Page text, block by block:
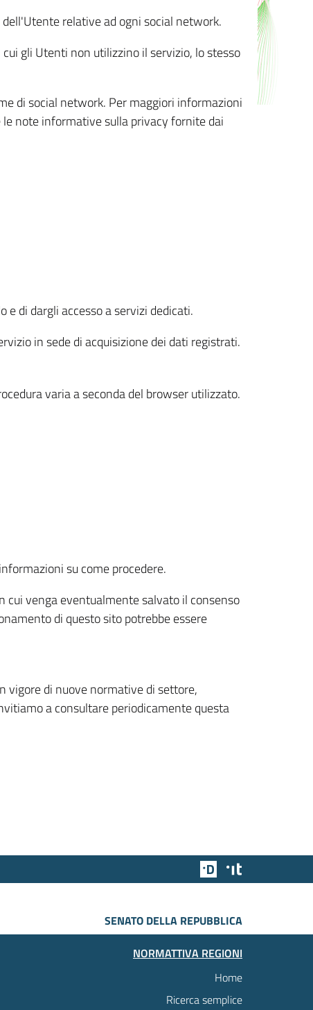
relative ad ogni social network.
gli Utenti non utilizzino il servizio, lo stesso
di social network. Per maggiori informazioni
note informative sulla privacy fornite dai
di dargli accesso a servizi dedicati.
in sede di acquisizione dei dati registrati.
varia a seconda del browser utilizzato.
su come procedere.
cui venga eventualmente salvato il consenso
di questo sito potrebbe essere
vigore di nuove normative di settore,
a consultare periodicamente questa
Team Digitale
SENATO DELLA REPUBBLICA
NORMATTIVA REGIONI
Home
Ricerca semplice